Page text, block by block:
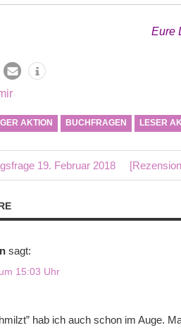
Eure
AKTION BUCHFRAGEN LESER
19. Februar 2018
Nächster
Beitrag:
sagt:
15:03 Uhr
hab ich auch schon im Auge.